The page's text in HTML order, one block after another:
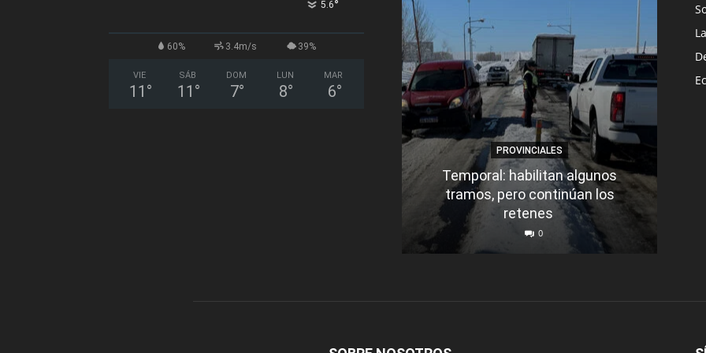
5.6°
60% 3.4m/s 39%
VIE
11 °
SÁB
11 °
DOM
7°
LUN
8°
MAR
6°
PROVINCIALES
Temporal: habilitan algunos
tramos, pero continúan los
retenes
0